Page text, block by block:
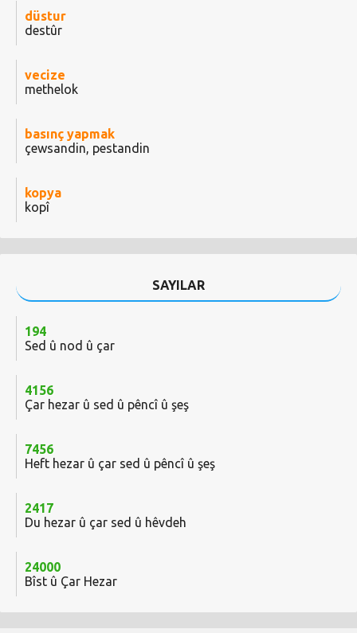
düstur
destûr
vecize
methelok
basınç yapmak
çewsandin, pestandin
kopya
kopî
SAYILAR
194
Sed û nod û çar
4156
Çar hezar û sed û pêncî û şeş
7456
Heft hezar û çar sed û pêncî û şeş
2417
Du hezar û çar sed û hêvdeh
24000
Bîst û Çar Hezar